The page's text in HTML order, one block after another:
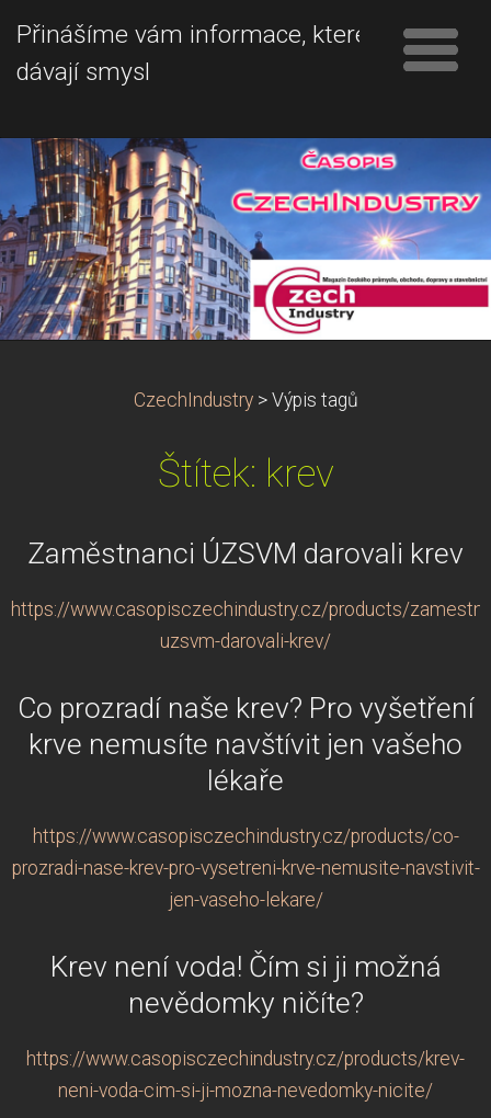
Přinášíme vám informace, které
dávají smysl
CzechIndustry > Výpis tagů
Štítek: krev
Zaměstnanci ÚZSVM darovali krev
https://www.casopisczechindustry.cz/products/
uzsvm-darovali-krev/
Co prozradí naše krev? Pro vyšetření
krve nemusíte navštívit jen vašeho
lékaře
https://www.casopisczechindustry.cz/products/co-
prozradi-nase-krev-pro-vysetreni-krve-nemusite-navstivit-
jen-vaseho-lekare/
Krev není voda! Čím si ji možná
nevědomky ničíte?
https://www.casopisczechindustry.cz/products/krev-
neni-voda-cim-si-ji-mozna-nevedomky-nicite/